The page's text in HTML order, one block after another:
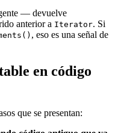
— devuelve
anterior a Iterator. Si
, eso es una señal de
en código
que se presentan: